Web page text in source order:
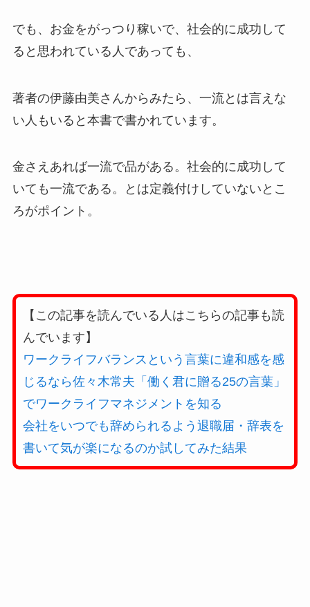
でも、お金をがっつり稼いで、社会的に成功して
ると思われている人であっても、
著者の伊藤由美さんからみたら、一流とは言えな
い人もいると本書で書かれています。
金さえあれば一流で品がある。社会的に成功して
いても一流である。とは定義付けしていないとこ
ろがポイント。
【この記事を読んでいる人はこちらの記事も読
んでいます】
ワークライフバランスという言葉に違和感を感
じるなら佐々木常夫「働く君に贈る25の言葉」
でワークライフマネジメントを知る
会社をいつでも辞められるよう退職届・辞表を
書いて気が楽になるのか試してみた結果